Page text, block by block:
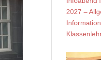
2027 –